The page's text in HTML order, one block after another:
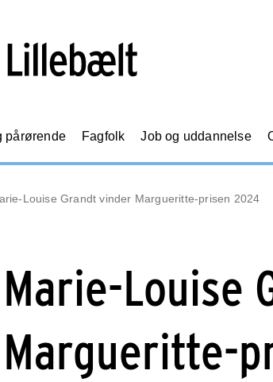
pårørende Fagfolk Job og uddannelse
Louise Grandt vinder Margueritte-prisen 2024
Marie-Louise
Margueritte-